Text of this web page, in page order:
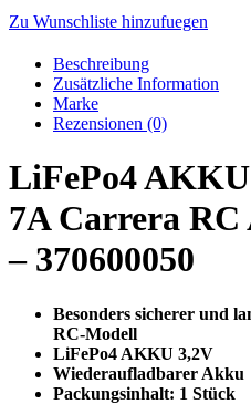
Zu Wunschliste hinzufuegen
Beschreibung
Zusätzliche Information
Marke
Rezensionen (0)
LiFePo4
7A Carrera
– 370600050
Besonders sicherer und
RC-Modell
LiFePo4 AKKU 3,2V
Wiederaufladbarer Akku
Packungsinhalt: 1 Stück